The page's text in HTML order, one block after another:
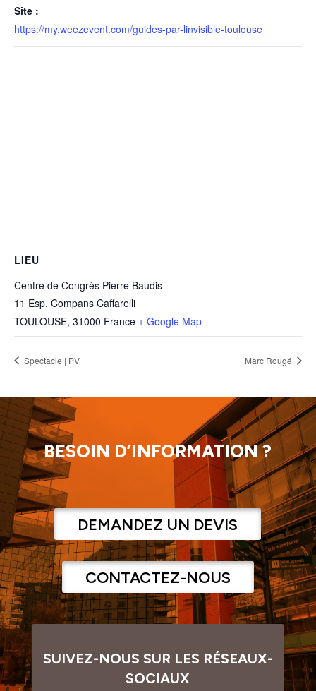
Site :
https://my.weezevent.com/guides-par-linvisible-toulouse
LIEU
Centre de Congrès Pierre Baudis
11 Esp. Compans Caffarelli
TOULOUSE, 31000 France + Google Map
Spectacle | PV Marc Rougé
BESOIN D’INFORMATION ?
DEMANDEZ UN DEVIS
CONTACTEZ-NOUS
SUIVEZ-NOUS SUR LES RÉSEAUX-
SOCIAUX